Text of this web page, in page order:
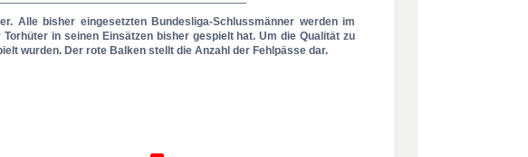
Alle bisher eingesetzten Bundesliga-Schlussmänner werden im
in seinen Einsätzen bisher gespielt hat. Um die Qualität zu
wurden. Der rote Balken stellt die Anzahl der Fehlpässe dar.